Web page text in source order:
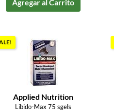
Agregar al Carrito
Applied Nutrition
Libido-Max 75 sgels